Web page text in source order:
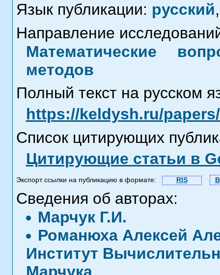
Язык публикации: русский,
Направление
Математические
методов
Полный текст на русском
https://keldysh.ru/
Список цитирующих
Цитирующие статьи в
Экспорт ссылки на публикацию в формате: RIS
Сведения об авторах:
Марчук Г.И.
Романюха Алексей
Институт